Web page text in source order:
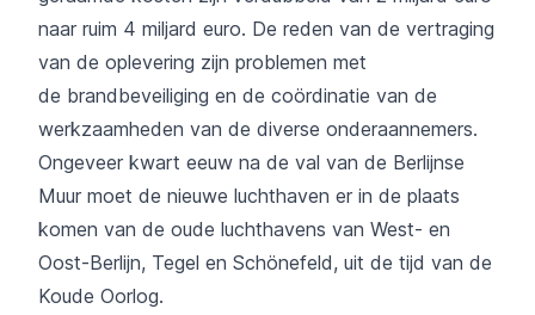
naar ruim 4 miljard euro. De reden van de vertraging
van de oplevering zijn problemen met
de brandbeveiliging en de coördinatie van de
werkzaamheden van de diverse onderaannemers.
Ongeveer kwart eeuw na de val van de Berlijnse
Muur moet de nieuwe luchthaven er in de plaats
komen van de oude luchthavens van West- en
Oost-Berlijn, Tegel en Schönefeld, uit de tijd van de
Koude Oorlog.